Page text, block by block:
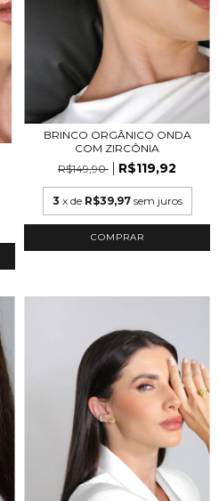
BRINCO ORGÂNICO ONDA
COM ZIRCÔNIA
R$149,90
R$119,92
3 x de R$39,97 sem juros
COMPRAR